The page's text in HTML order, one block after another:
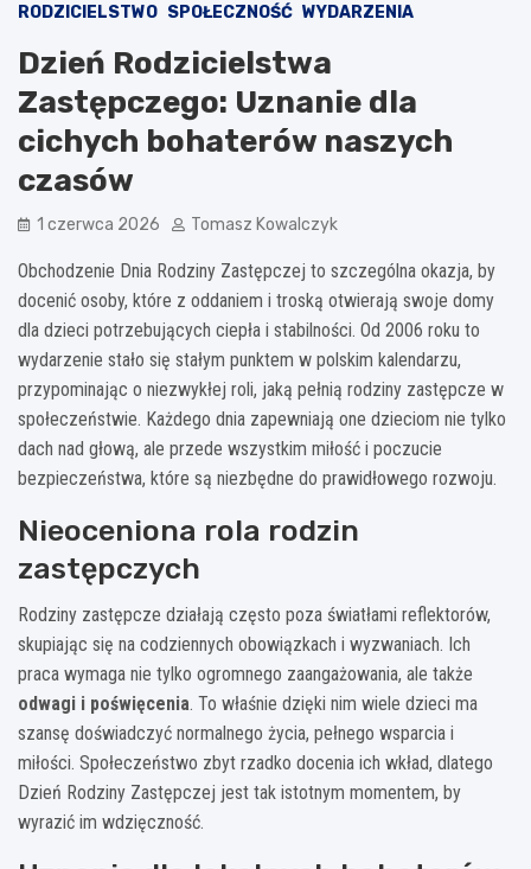
RODZICIELSTWO SPOŁECZNOŚĆ WYDARZENIA
Dzień Rodzicielstwa
Zastępczego: Uznanie dla
cichych bohaterów naszych
czasów
1 czerwca 2026 Tomasz Kowalczyk
Obchodzenie Dnia Rodziny Zastępczej to szczególna okazja, by
docenić osoby, które z oddaniem i troską otwierają swoje domy
dla dzieci potrzebujących ciepła i stabilności. Od 2006 roku to
wydarzenie stało się stałym punktem w polskim kalendarzu,
przypominając o niezwykłej roli, jaką pełnią rodziny zastępcze w
społeczeństwie. Każdego dnia zapewniają one dzieciom nie tylko
dach nad głową, ale przede wszystkim miłość i poczucie
bezpieczeństwa, które są niezbędne do prawidłowego rozwoju.
Nieoceniona rola rodzin
zastępczych
Rodziny zastępcze działają często poza światłami reflektorów,
skupiając się na codziennych obowiązkach i wyzwaniach. Ich
praca wymaga nie tylko ogromnego zaangażowania, ale także
odwagi i poświęcenia. To właśnie dzięki nim wiele dzieci ma
szansę doświadczyć normalnego życia, pełnego wsparcia i
miłości. Społeczeństwo zbyt rzadko docenia ich wkład, dlatego
Dzień Rodziny Zastępczej jest tak istotnym momentem, by
wyrazić im wdzięczność.